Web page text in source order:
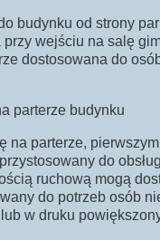
budynku od strony
wejściu na salę
dostosowana do
parterze budynku
na parterze,
do
ruchową mogą
do potrzeb osób
w druku